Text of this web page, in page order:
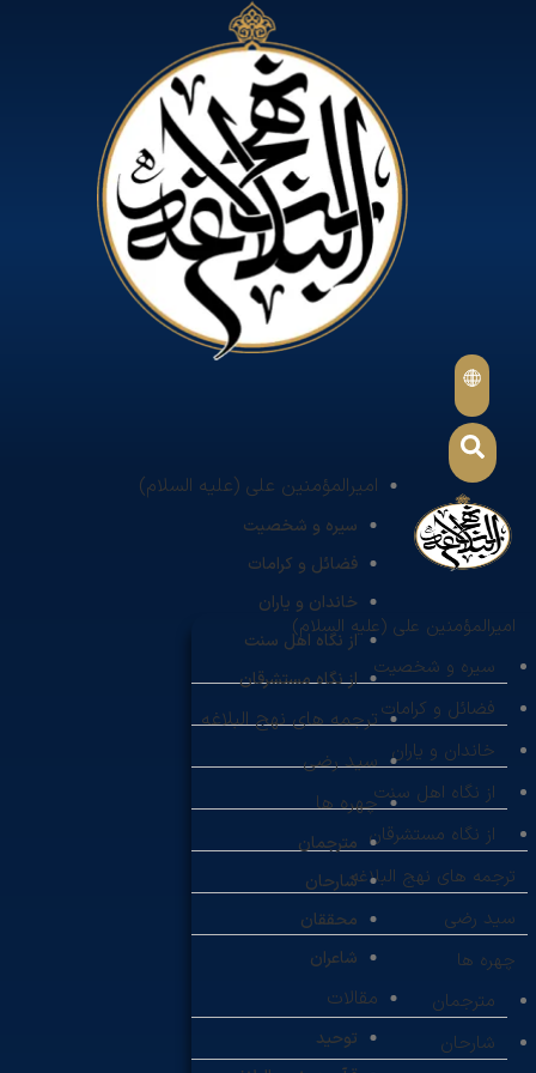
امیرالمؤمنین علی (علیه السلام)
سیره و شخصیت
فضائل و کرامات
خاندان و یاران
از نگاه اهل سنت
از نگاه مستشرقان
ترجمه های نهج البلاغه
سید رضی
چهره ها
مترجمان
شارحان
محققان
شاعران
مقالات
توحید
امیرالمؤمنین علی (علیه السلام)
سیره و شخصیت
فضائل و کرامات
خاندان و یاران
از نگاه اهل سنت
از نگاه مستشرقان
ترجمه های نهج البلاغه
سید رضی
چهره ها
مترجمان
شارحان